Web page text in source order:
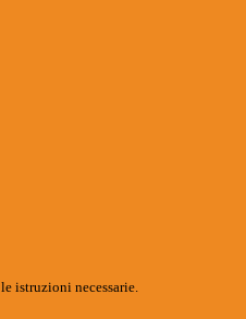
istruzioni necessarie.